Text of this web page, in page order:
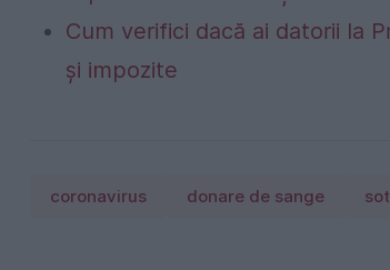
Cum verifici dacă ai datorii la
și impozite
coronavirus donare de sange